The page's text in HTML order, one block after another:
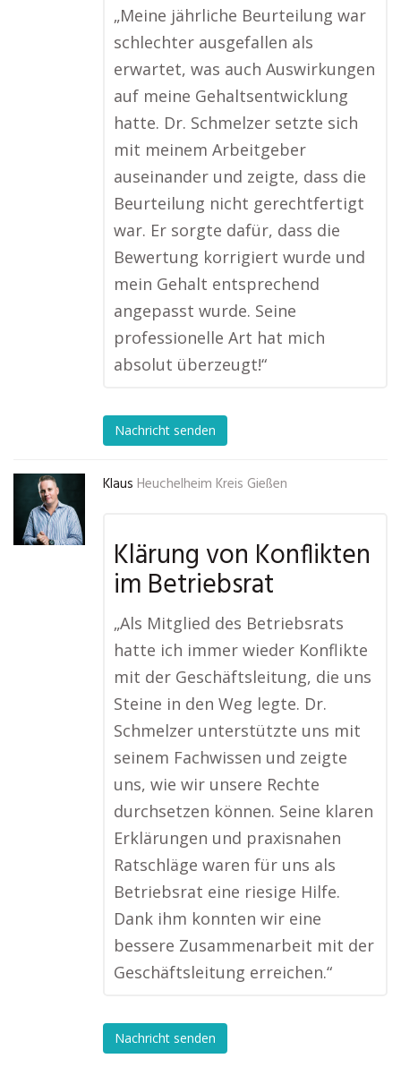
„Meine jährliche Beurteilung war
schlechter ausgefallen als
erwartet, was auch Auswirkungen
auf meine Gehaltsentwicklung
hatte. Dr. Schmelzer setzte sich
mit meinem Arbeitgeber
auseinander und zeigte, dass die
Beurteilung nicht gerechtfertigt
war. Er sorgte dafür, dass die
Bewertung korrigiert wurde und
mein Gehalt entsprechend
angepasst wurde. Seine
professionelle Art hat mich
absolut überzeugt!“
Nachricht senden
Klaus Heuchelheim Kreis Gießen
Klärung von Konflikten
im Betriebsrat
„Als Mitglied des Betriebsrats
hatte ich immer wieder Konflikte
mit der Geschäftsleitung, die uns
Steine in den Weg legte. Dr.
Schmelzer unterstützte uns mit
seinem Fachwissen und zeigte
uns, wie wir unsere Rechte
durchsetzen können. Seine klaren
Erklärungen und praxisnahen
Ratschläge waren für uns als
Betriebsrat eine riesige Hilfe.
Dank ihm konnten wir eine
bessere Zusammenarbeit mit der
Geschäftsleitung erreichen.“
Nachricht senden